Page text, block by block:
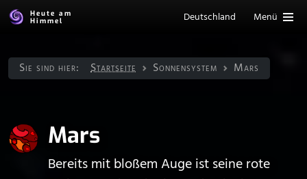
Heute am
Himmel
Deutschland Menü
Sie sind hier: Startseite Sonnen­system Mars
Mars
Bereits mit bloßem Auge ist seine rote